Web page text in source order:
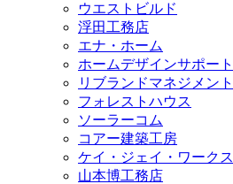
ウエストビルド
浮田工務店
エナ・ホーム
ホームデザインサポート
リブランドマネジメント
フォレストハウス
ソーラーコム
コアー建築工房
ケイ・ジェイ・ワークス
山本博工務店